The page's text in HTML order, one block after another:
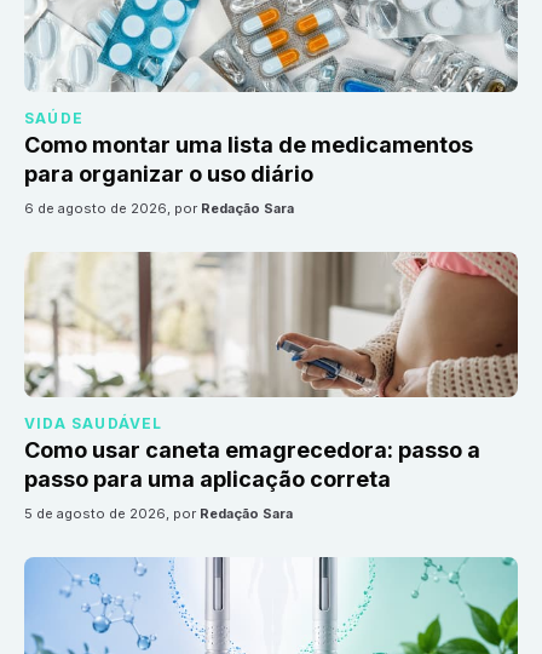
SAÚDE
Como montar uma lista de medicamentos
para organizar o uso diário
6 de agosto de 2026, por Redação Sara
VIDA SAUDÁVEL
Como usar caneta emagrecedora: passo a
passo para uma aplicação correta
5 de agosto de 2026, por Redação Sara